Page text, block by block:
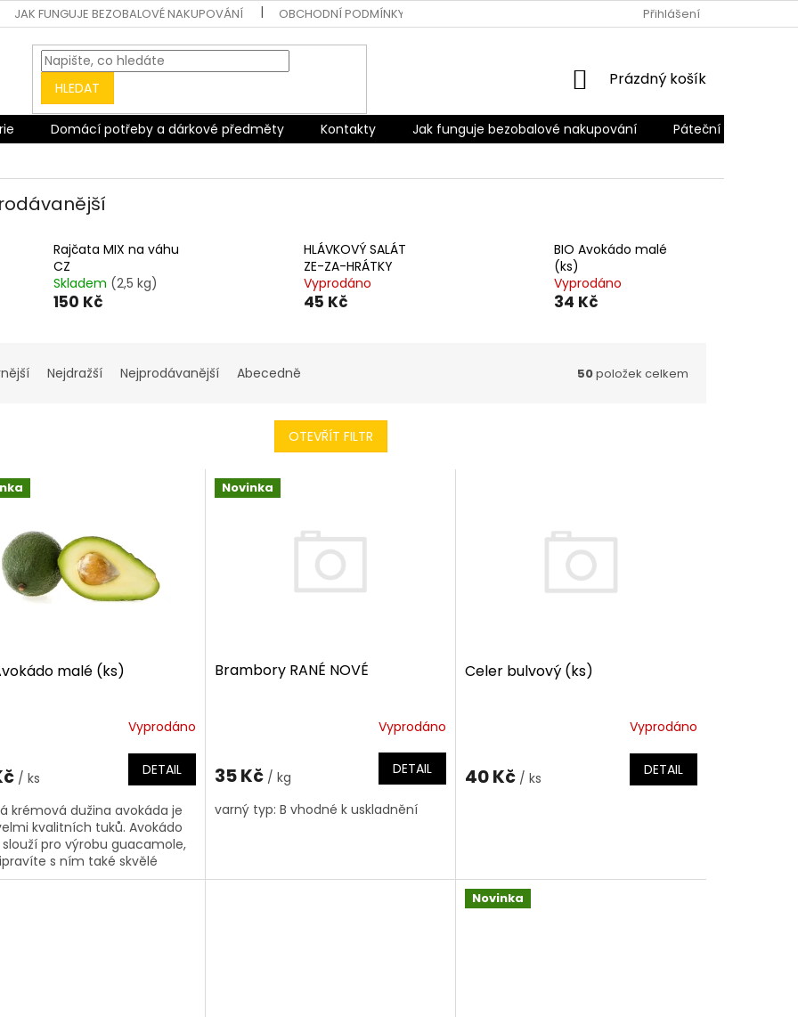
JAK FUNGUJE BEZOBALOVÉ NAKUPOVÁNÍ OBCHODNÍ PODMÍNKY PODMÍNKY OCHRANY OSOBNÍCH ÚDAJŮPřihlášení
HLEDAT
NÁKUPNÍ
Prázdný košík
Domácí potřeby a dárkové předměty Kontakty Jak funguje bezobalové nakupování
Páteční rozvoz
Rajčata MIX na váhu
CZ
Skladem (2,5 kg)
150 Kč
HLÁVKOVÝ SALÁT
ZE-ZA-HRÁTKY
Vyprodáno
45 Kč
BIO Avokádo malé
(ks)
Vyprodáno
34 Kč
Nejdražší Nejprodávanější Abecedně 50položek celkem
OTEVŘÍT FILTR
malé (ks)
Vyprodáno
/ ks DETAIL
krémová dužina avokáda je
kvalitních tuků. Avokádo
pro výrobu guacamole,
s ním také skvělé
a dresinky. Vychutnejte si
Novinka
Brambory RANÉ NOVÉ
Vyprodáno
35 Kč / kg DETAIL
varný typ: B vhodné k uskladnění
Celer bulvový (ks)
Vyprodáno
40 Kč / ks DETAIL
Novinka